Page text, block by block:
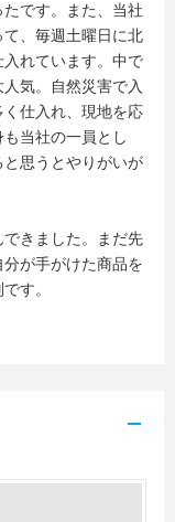
です。また、当社
、毎週土曜日に北
れています。中で
気。自然災害で入
仕入れ、現地を応
当社の一員とし
思うとやりがいが
きました。まだ先
が手がけた商品を
す。